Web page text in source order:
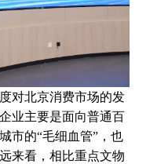
对北京消费市场的发
业主要是面向普通百
市的“毛细血管”，也
来看，相比重点文物